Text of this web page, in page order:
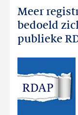
Meer
bedoeld
publieke
Meer
registratiegegevens
bedoeld
zichtbaar